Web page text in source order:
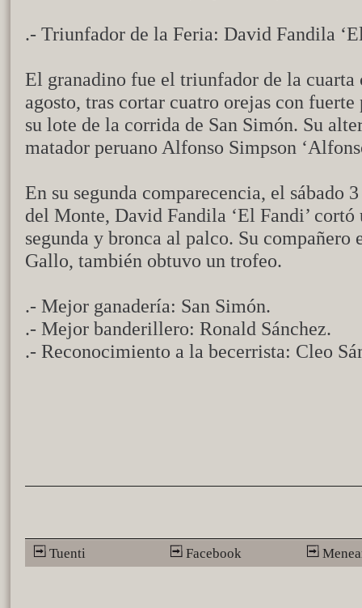
.- Triunfador de la Feria: David Fandila
El granadino fue el triunfador de la cuarta
agosto, tras cortar cuatro orejas con
su lote de la corrida de San Simón. Su
matador peruano Alfonso Simpson
En su segunda comparecencia, el sábado
del Monte, David Fandila ‘El Fandi’
segunda y bronca al palco. Su compañero
Gallo, también obtuvo un trofeo.
.- Mejor ganadería: San Simón.
.- Mejor banderillero: Ronald Sánchez.
.- Reconocimiento a la becerrista: Cleo
Tuenti Facebook